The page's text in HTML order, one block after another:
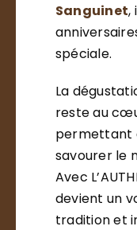
Sanguinet,
spéciale.
La
reste au
permettant
savourer le
Avec
devient un
tradition et